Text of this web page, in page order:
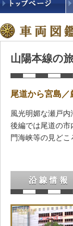
山陽本線の旅
尾道から宮島
風光明媚な瀬戸
後編では尾道の
門海峡等の見どこ
沿線情報